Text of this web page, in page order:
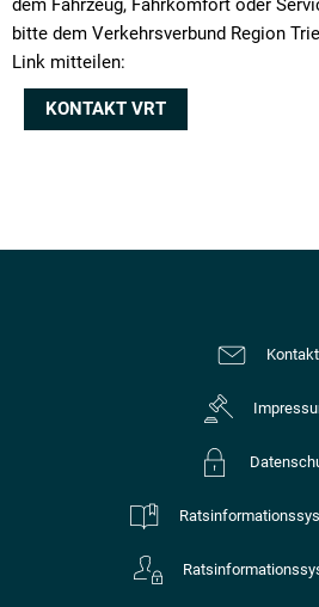
dem Fahrzeug, Fahrkomfort oder
bitte dem Verkehrsverbund Region
Link mitteilen:
KONTAKT VRT
Kontakt